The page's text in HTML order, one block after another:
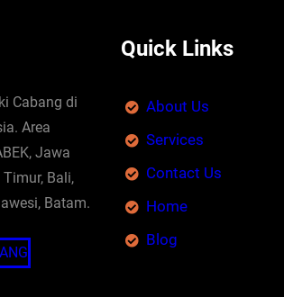
Cabang di
Area
Jawa
Bali,
Batam.
Quick Links
About Us
Services
Contact Us
Home
Blog